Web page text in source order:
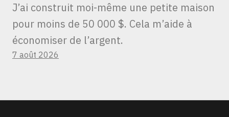
J’ai construit moi-même une petite maison
pour moins de 50 000 $. Cela m’aide à
économiser de l’argent.
7 août 2026